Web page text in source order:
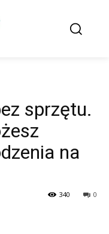
sprzętu.
na
0
340